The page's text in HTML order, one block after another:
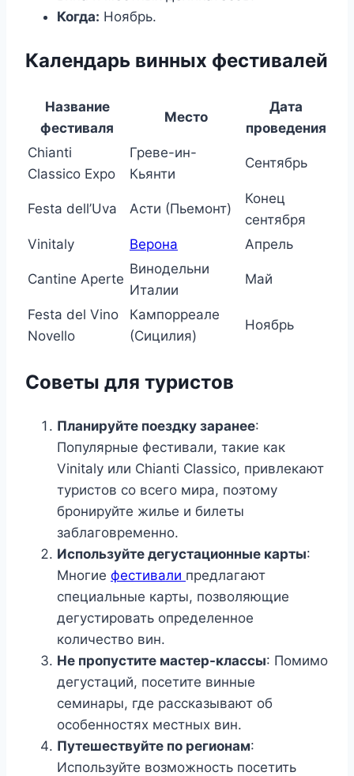
Когда: Ноябрь.
Календарь винных фестивалей
Название
фестиваля
Место
Дата
проведения
Chianti
Classico Expo
Греве-ин-
Кьянти
Сентябрь
Festa dell’Uva Асти (Пьемонт)
Конец
сентября
Vinitaly
Верона Апрель
Cantine Aperte
Винодельни
Италии
Май
Festa del Vino
Novello
Кампорреале
(Сицилия)
Ноябрь
Советы для туристов
Планируйте поездку заранее:
Популярные фестивали, такие как
Vinitaly или Chianti Classico, привлекают
туристов со всего мира, поэтому
бронируйте жилье и билеты
заблаговременно.
Используйте дегустационные карты:
Многие фестивали предлагают
специальные карты, позволяющие
дегустировать определенное
количество вин.
Не пропустите мастер-классы: Помимо
дегустаций, посетите винные
семинары, где рассказывают об
особенностях местных вин.
Путешествуйте по регионам:
Используйте возможность посетить